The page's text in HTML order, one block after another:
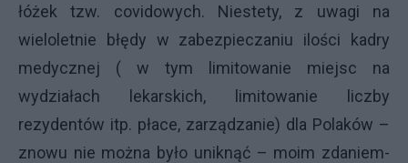
łóżek tzw. covidowych. Niestety, z uwagi na
wieloletnie błędy w zabezpieczaniu ilości kadry
medycznej ( w tym limitowanie miejsc na
wydziałach lekarskich, limitowanie liczby
rezydentów itp. płace, zarządzanie) dla Polaków –
znowu nie można było uniknąć – moim zdaniem-